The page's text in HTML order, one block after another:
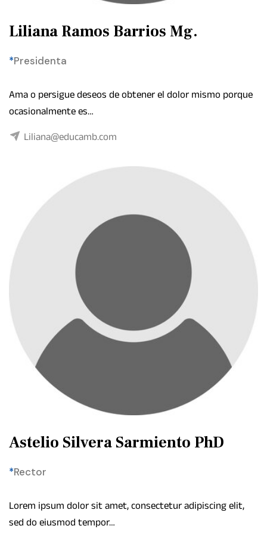
Liliana Ramos Barrios Mg.
*Presidenta
Ama o persigue deseos de obtener el dolor mismo porque
ocasionalmente es…
Liliana@educamb.com
Astelio Silvera Sarmiento PhD
*Rector
Lorem ipsum dolor sit amet, consectetur adipiscing elit,
sed do eiusmod tempor…